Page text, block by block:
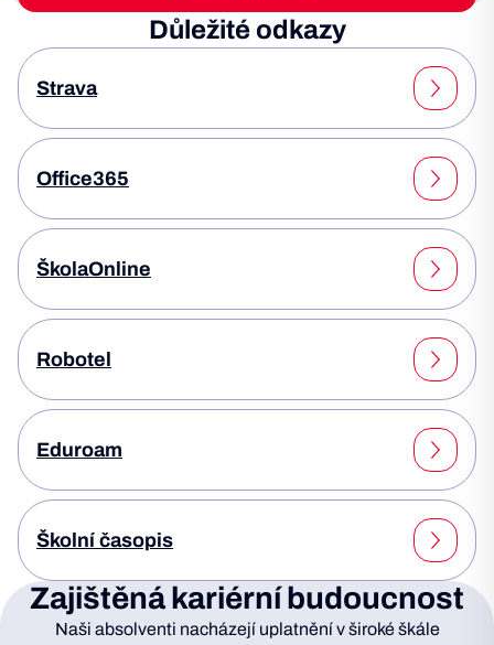
Důležité odkazy
Strava
Office365
ŠkolaOnline
Robotel
Eduroam
Školní časopis
Zajištěná kariérní budoucnost
Naši absolventi nacházejí uplatnění v široké škále